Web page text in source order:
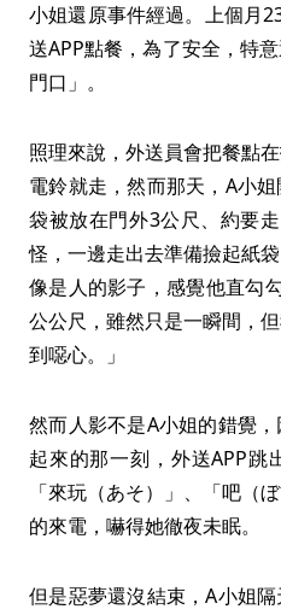
小姐還原事件經過。上個月
送APP點餐，為了安全，特
門口」。
照理來說，外送員會把餐點
電鈴就走，然而那天，A小
袋被放在門外3公尺、約要
怪，一邊走出去準備撿起紙
像是人的影子，感覺他直勾
公公尺，雖然只是一瞬間，
到噁心。」
然而人影不是A小姐的錯覺
起來的那一刻，外送APP跳
「來玩（あそ）」、「吧（
的來電，嚇得她徹夜未眠。
但是惡夢還沒結束，A小姐